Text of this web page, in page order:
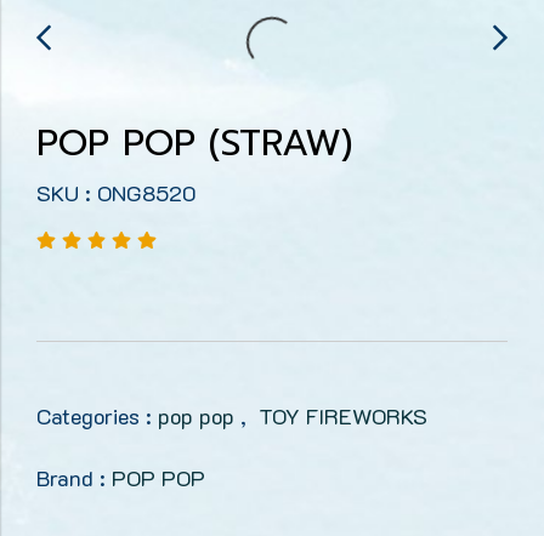
POP POP (STRAW)
SKU : ONG8520
Categories : pop pop , TOY FIREWORKS
Brand : POP POP